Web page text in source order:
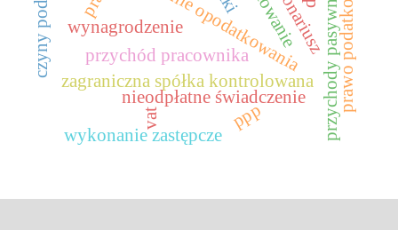
zagraniczna spółka kontrolowana przychody pasywne
nieodpłatne świadczenie
przychód pracownika
vat
wykonanie zastępcze
wynagrodzenie prawo podatkowe
ppp